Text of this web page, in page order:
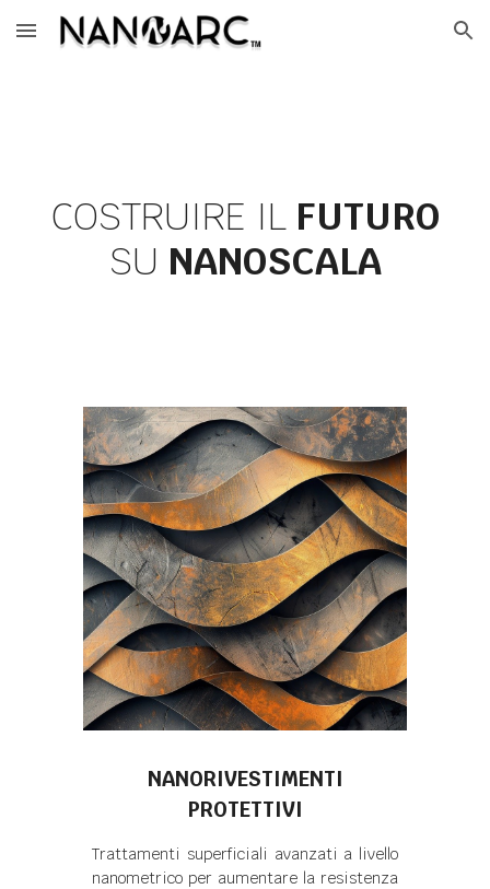
Skip to main content Skip to navigation
COSTRUIRE IL FUTURO
SU NANOSCALA
NANORIVESTIMENTI
PROTETTIVI
Trattamenti superficiali avanzati a livello
nanometrico per aumentare la resistenza